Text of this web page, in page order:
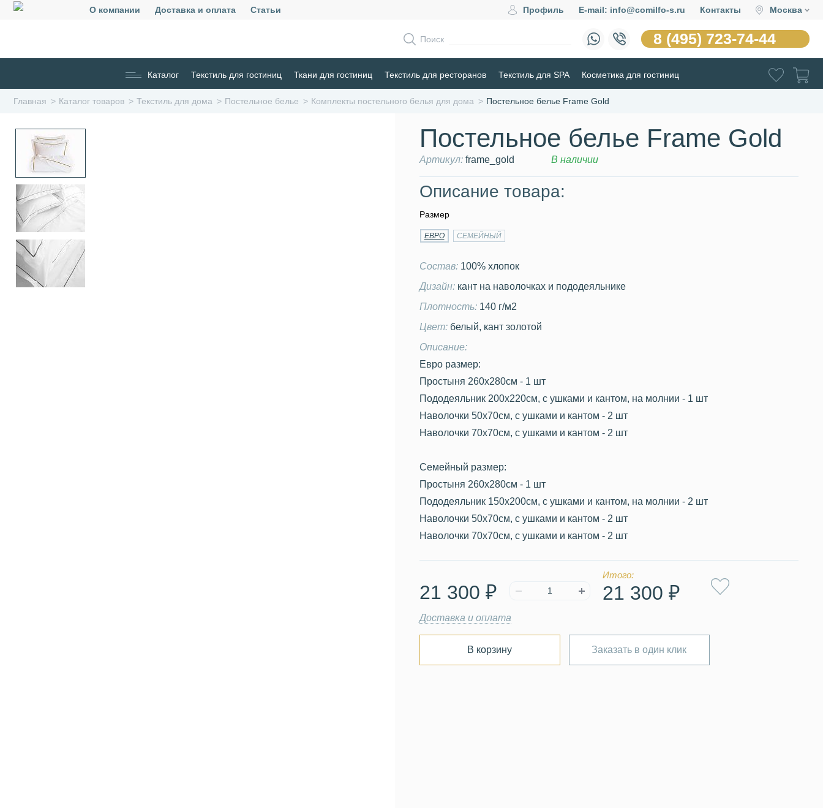
О компании Доставка и оплата Статьи Профиль E-mail: info@comilfo-s.ru Контакты Москва
Поиск 8 (495) 723-74-44
Каталог Текстиль для гостиниц Ткани для гостиниц Текстиль для ресторанов Текстиль для SPA Косметика для гостиниц
Главная Каталог товаров Текстиль для дома Постельное белье Комплекты постельного белья для дома Постельное белье Frame Gold
Постельное белье Frame Gold
Артикул: frame_gold В наличии
Описание товара:
Размер
ЕВРО СЕМЕЙНЫЙ
Состав: 100% хлопок
Дизайн: кант на наволочках и пододеяльнике
Плотность: 140 г/м2
Цвет: белый, кант золотой
Описание:
Евро размер:
Простыня 260х280см - 1 шт
Пододеяльник 200х220см, с ушками и кантом, на молнии - 1 шт
Наволочки 50х70см, с ушками и кантом - 2 шт
Наволочки 70х70см, с ушками и кантом - 2 шт
Семейный размер:
Простыня 260х280см - 1 шт
Пододеяльник 150х200см, с ушками и кантом, на молнии - 2 шт
Наволочки 50х70см, с ушками и кантом - 2 шт
Наволочки 70х70см, с ушками и кантом - 2 шт
21 300 ₽
Итого:
21 300 ₽
Доставка и оплата
В корзину Заказать в один клик